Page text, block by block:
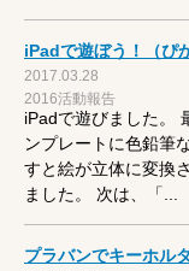
iPadで遊ぼう！（ぴ
2017.03.28
2016活動報告
iPadで遊びました。
ンプレートに色鉛筆
すと絵が立体に変換
ました。 次は、「...
プラバンでキーホル